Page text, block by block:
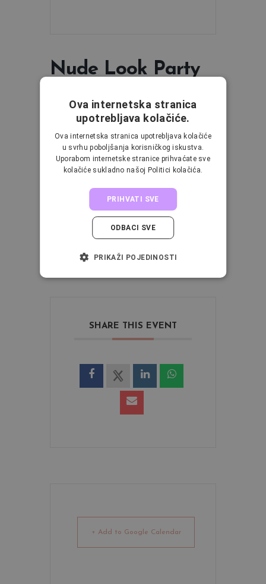
Nude Look Party
Makeup ali neutralnim tonovima.
Karakteriziraju ga nijanse inspirirane
tonovima kože te se koriste suptilnije sjene
zemljanih pigmenata za naglašavanje očiju.
Nude makeup naglašava prirodnu ljepotu
osobe i često se koristi kao poslovni look.
Samo jedan od razloga zašto bi ga trebala
SHARE THIS EVENT
+ Add to Google Calendar
Ova internetska stranica
upotrebljava kolačiće.
Ova internetska stranica upotrebljava kolačiće
u svrhu poboljšanja korisničkog iskustva.
Uporabom internetske stranice prihvaćate sve
kolačiće sukladno našoj Politici kolačića.
PRIHVATI SVE
ODBACI SVE
PRIKAŽI POJEDINOSTI